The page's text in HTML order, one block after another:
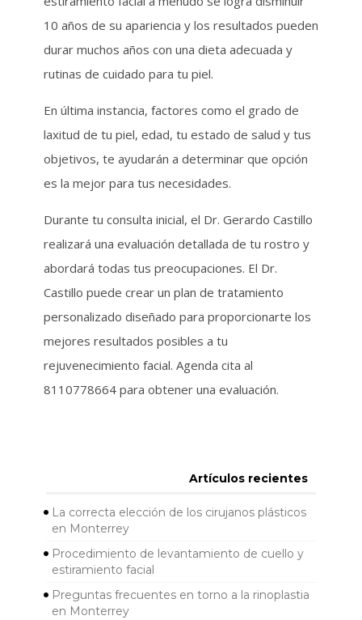
10 años de su apariencia y los resultados pueden
durar muchos años con una dieta adecuada y
rutinas de cuidado para tu piel.
En última instancia, factores como el grado de
laxitud de tu piel, edad, tu estado de salud y tus
objetivos, te ayudarán a determinar que opción
es la mejor para tus necesidades.
Durante tu consulta inicial, el Dr. Gerardo Castillo
realizará una evaluación detallada de tu rostro y
abordará todas tus preocupaciones. El Dr.
Castillo puede crear un plan de tratamiento
personalizado diseñado para proporcionarte los
mejores resultados posibles a tu
rejuvenecimiento facial. Agenda cita al
8110778664 para obtener una evaluación.
Artículos recientes
La correcta elección de los cirujanos plásticos
en Monterrey
Procedimiento de levantamiento de cuello y
estiramiento facial
Preguntas frecuentes en torno a la rinoplastia
en Monterrey